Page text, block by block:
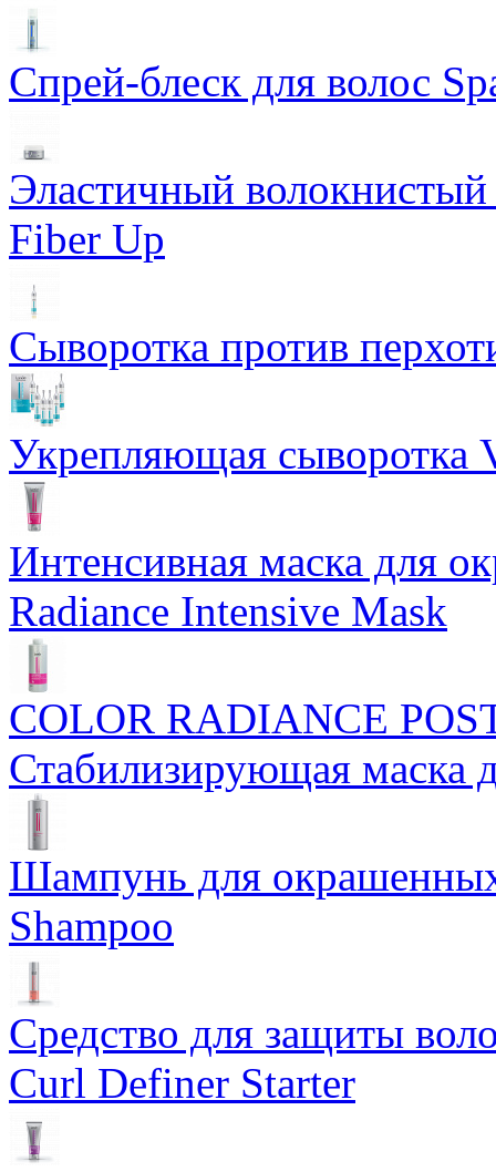
Спрей-блеск для волос
Эластичный волокнистый
Fiber Up
Сыворотка против
Укрепляющая сыворотка
Интенсивная маска для
Radiance Intensive Mask
COLOR RADIANCE
Стабилизирующая маска
Шампунь для
Shampoo
Средство для защиты
Curl Definer Starter